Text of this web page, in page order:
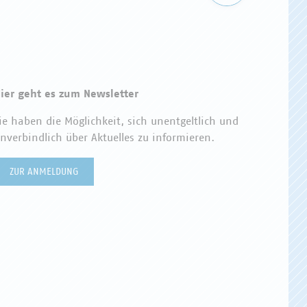
geht es zum Newsletter
haben die Möglichkeit, sich unentgeltlich und
über Aktuelles zu informieren.
ZUR ANMELDUNG